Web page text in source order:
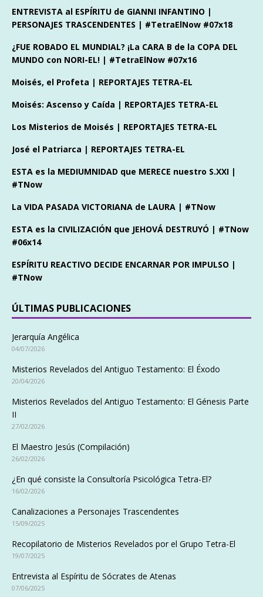
ENTREVISTA al ESPÍRITU de GIANNI INFANTINO |
PERSONAJES TRASCENDENTES | #TetraElNow #07x18
¿FUE ROBADO EL MUNDIAL? ¡La CARA B de la COPA DEL
MUNDO con NORI-EL! | #TetraElNow #07x16
Moisés, el Profeta | REPORTAJES TETRA-EL
Moisés: Ascenso y Caída | REPORTAJES TETRA-EL
Los Misterios de Moisés | REPORTAJES TETRA-EL
José el Patriarca | REPORTAJES TETRA-EL
ESTA es la MEDIUMNIDAD que MERECE nuestro S.XXI |
#TNow
La VIDA PASADA VICTORIANA de LAURA | #TNow
ESTA es la CIVILIZACIÓN que JEHOVÁ DESTRUYÓ | #TNow
#06x14
ESPÍRITU REACTIVO DECIDE ENCARNAR POR IMPULSO |
#TNow
ÚLTIMAS PUBLICACIONES
Jerarquía Angélica
04/07/2026
Misterios Revelados del Antiguo Testamento: El Éxodo
20/04/2026
Misterios Revelados del Antiguo Testamento: El Génesis Parte
II
27/02/2026
El Maestro Jesús (Compilación)
26/02/2026
¿En qué consiste la Consultoría Psicológica Tetra-El?
16/02/2026
Canalizaciones a Personajes Trascendentes
15/09/2025
Recopilatorio de Misterios Revelados por el Grupo Tetra-El
19/07/2025
Entrevista al Espíritu de Sócrates de Atenas
07/06/2025